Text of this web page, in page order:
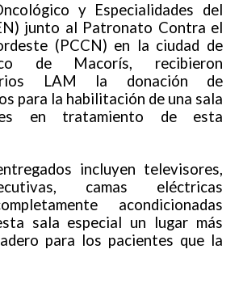
y Especialidades del
junto al Patronato Contra el
(PCCN) en la ciudad de
de Macorís, recibieron
LAM la donación de
para la habilitación de una sala
en tratamiento de esta
incluyen televisores,
camas eléctricas
acondicionadas
sala especial un lugar más
para los pacientes que la